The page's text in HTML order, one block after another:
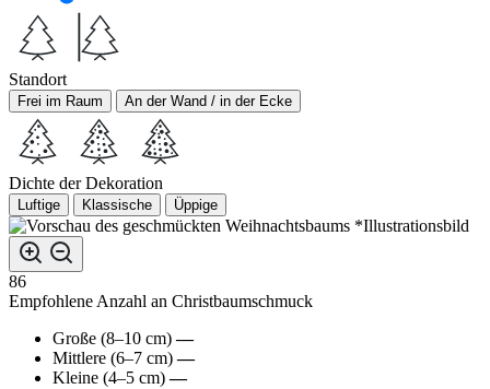
Standort
Frei im Raum An der Wand / in der Ecke
Dichte der Dekoration
Luftige Klassische Üppige
*Illustrationsbild
86
Empfohlene Anzahl an Christbaumschmuck
Große (8–10 cm) —
Mittlere (6–7 cm) —
Kleine (4–5 cm) —